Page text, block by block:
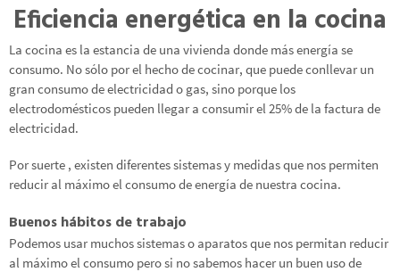
Eficiencia energética en la cocina
La cocina es la estancia de una vivienda donde más energía se
consumo. No sólo por el hecho de cocinar, que puede conllevar un
gran consumo de electricidad o gas, sino porque los
electrodomésticos pueden llegar a consumir el 25% de la factura de
electricidad.
Por suerte , existen diferentes sistemas y medidas que nos permiten
reducir al máximo el consumo de energía de nuestra cocina.
Buenos hábitos de trabajo
Podemos usar muchos sistemas o aparatos que nos permitan reducir
al máximo el consumo pero si no sabemos hacer un buen uso de